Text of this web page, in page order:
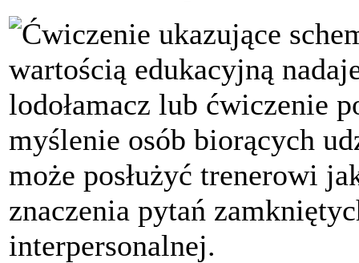
Ćwiczenie ukazujące
wartością edukacyjną
lodołamacz lub ćwiczenie
myślenie osób biorących
może posłużyć trenerowi
znaczenia pytań
interpersonalnej.